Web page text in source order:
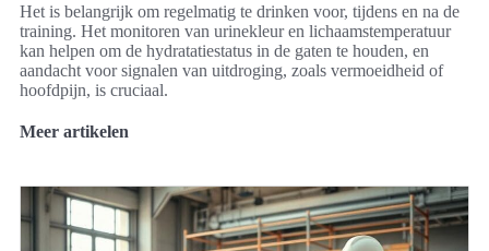
Het is belangrijk om regelmatig te drinken voor, tijdens en na de
training. Het monitoren van urinekleur en lichaamstemperatuur
kan helpen om de hydratatiestatus in de gaten te houden, en
aandacht voor signalen van uitdroging, zoals vermoeidheid of
hoofdpijn, is cruciaal.
Meer artikelen